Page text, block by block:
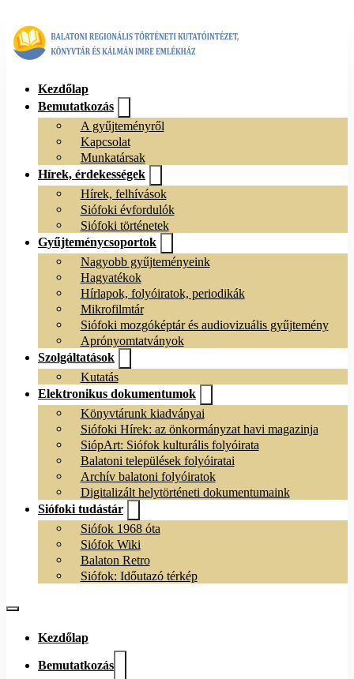
Kezdőlap
Bemutatkozás
A gyűjteményről
Kapcsolat
Munkatársak
Hírek, érdekességek
Hírek, felhívások
Siófoki évfordulók
Siófoki történetek
Gyűjteménycsoportok
Nagyobb gyűjteményeink
Hagyatékok
Hírlapok, folyóiratok, periodikák
Mikrofilmtár
Siófoki mozgóképtár és audiovizuális gyűjtemény
Aprónyomtatványok
Szolgáltatások
Kutatás
Elektronikus dokumentumok
Könyvtárunk kiadványai
Siófoki Hírek: az önkormányzat havi magazinja
SiópArt: Siófok kulturális folyóirata
Balatoni települések folyóiratai
Archív balatoni folyóiratok
Digitalizált helytörténeti dokumentumaink
Siófoki tudástár
Siófok 1968 óta
Siófok Wiki
Balaton Retro
Siófok: Időutazó térkép
Kezdőlap
Bemutatkozás